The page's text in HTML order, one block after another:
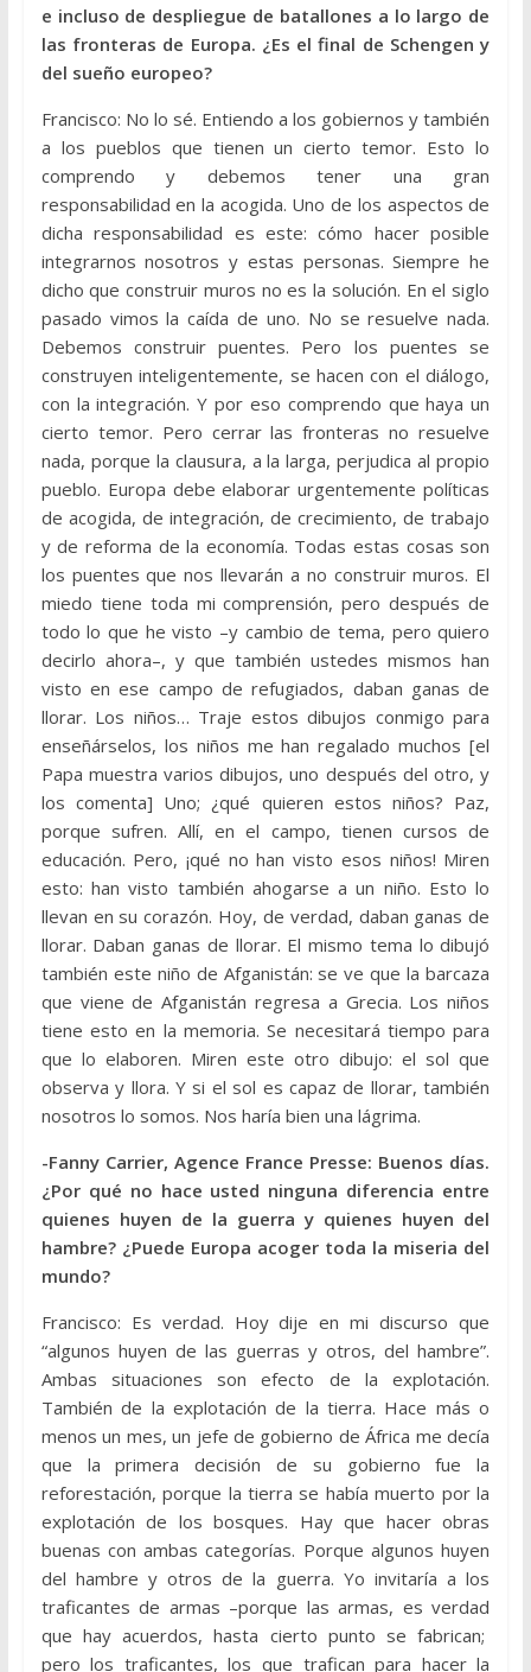
e incluso de despliegue de batallones a lo largo de
las fronteras de Europa. ¿Es el final de Schengen y
del sueño europeo?
Francisco: No lo sé. Entiendo a los gobiernos y también
a los pueblos que tienen un cierto temor. Esto lo
comprendo y debemos tener una gran
responsabilidad en la acogida. Uno de los aspectos de
dicha responsabilidad es este: cómo hacer posible
integrarnos nosotros y estas personas. Siempre he
dicho que construir muros no es la solución. En el siglo
pasado vimos la caída de uno. No se resuelve nada.
Debemos construir puentes. Pero los puentes se
construyen inteligentemente, se hacen con el diálogo,
con la integración. Y por eso comprendo que haya un
cierto temor. Pero cerrar las fronteras no resuelve
nada, porque la clausura, a la larga, perjudica al propio
pueblo. Europa debe elaborar urgentemente políticas
de acogida, de integración, de crecimiento, de trabajo
y de reforma de la economía. Todas estas cosas son
los puentes que nos llevarán a no construir muros. El
miedo tiene toda mi comprensión, pero después de
todo lo que he visto –y cambio de tema, pero quiero
decirlo ahora–, y que también ustedes mismos han
visto en ese campo de refugiados, daban ganas de
llorar. Los niños… Traje estos dibujos conmigo para
enseñárselos, los niños me han regalado muchos [el
Papa muestra varios dibujos, uno después del otro, y
los comenta] Uno; ¿qué quieren estos niños? Paz,
porque sufren. Allí, en el campo, tienen cursos de
educación. Pero, ¡qué no han visto esos niños! Miren
esto: han visto también ahogarse a un niño. Esto lo
llevan en su corazón. Hoy, de verdad, daban ganas de
llorar. Daban ganas de llorar. El mismo tema lo dibujó
también este niño de Afganistán: se ve que la barcaza
que viene de Afganistán regresa a Grecia. Los niños
tiene esto en la memoria. Se necesitará tiempo para
que lo elaboren. Miren este otro dibujo: el sol que
observa y llora. Y si el sol es capaz de llorar, también
nosotros lo somos. Nos haría bien una lágrima.
-Fanny Carrier, Agence France Presse: Buenos días.
¿Por qué no hace usted ninguna diferencia entre
quienes huyen de la guerra y quienes huyen del
hambre? ¿Puede Europa acoger toda la miseria del
mundo?
Francisco: Es verdad. Hoy dije en mi discurso que
“algunos huyen de las guerras y otros, del hambre”.
Ambas situaciones son efecto de la explotación.
También de la explotación de la tierra. Hace más o
menos un mes, un jefe de gobierno de África me decía
que la primera decisión de su gobierno fue la
reforestación, porque la tierra se había muerto por la
explotación de los bosques. Hay que hacer obras
buenas con ambas categorías. Porque algunos huyen
del hambre y otros de la guerra. Yo invitaría a los
traficantes de armas –porque las armas, es verdad
que hay acuerdos, hasta cierto punto se fabrican;
pero los traficantes, los que trafican para hacer la